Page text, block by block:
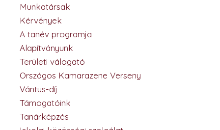
Munkatársak
Kérvények
A tanév programja
Alapítványunk
Területi válogató
Országos Kamarazene Verseny
Vántus-díj
Támogatóink
Tanárképzés